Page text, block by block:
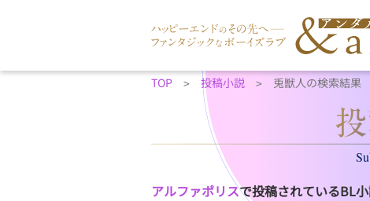
TOP 投稿小説 兎獣人の検索結果
アルファポリスで投稿されているBL小